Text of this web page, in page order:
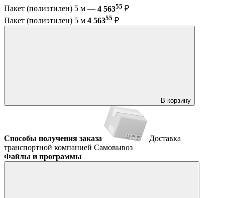
Пакет (полиэтилен) 5 м — 4 56355 ₽
Пакет (полиэтилен) 5 м 4 56355 ₽
В корзину
Способы получения заказа
Доставка
транспортной компанией Самовывоз
Файлы и программы